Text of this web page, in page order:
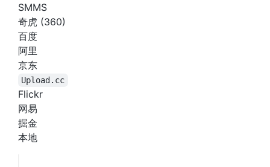
SMMS
奇虎 (360)
百度
阿里
京东
Upload.cc
Flickr
网易
掘金
本地